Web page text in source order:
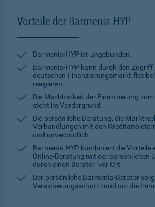
Vorteile der Barmenia-HYP
Barmenia-HYP ist ungebunden.
Barmenia-HYP kann durch den
deutschen Finanzierungsmarkt
reagieren.
Die Machbarkeit der Finanzierung
steht im Vordergrund.
Die persönliche Beratung, die
Verhandlungen mit den
und unverbindlich.
Barmenia-HYP kombiniert die Vorteile
Online-Beratung mit der persönlichen
durch einen Berater "vor Ort".
Der persönliche Barmenia-Berater
Versicherungsschutz rund um die